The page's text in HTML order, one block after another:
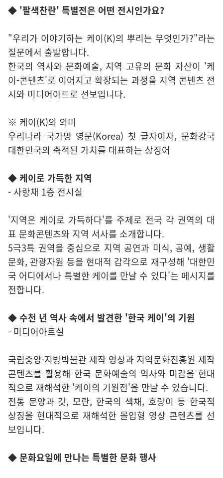
◆ '팔색찬란' 특별전은 어떤 전시인가요?
"우리가 이야기하는 케이(K)의 뿌리는 무엇인가?"라는
질문에서 출발합니다.
한국의 역사와 문화예술, 지역 고유의 문화 자산이 '케
이-콘텐츠'로 이어지고 확장되는 과정을 지역 콘텐츠 전
시와 미디어아트로 선보입니다.
※ 케이(K)의 의미
우리나라 국가명 영문(Korea) 첫 글자이자, 문화강국
대한민국의 축적된 가치를 대표하는 상징어
◆ 케이로 가득한 지역
- 사랑채 1층 전시실
'지역은 케이로 가득하다'를 주제로 전국 각 권역의 대
표 문화콘텐츠와 지역 서사를 소개합니다.
5극3특 권역을 중심으로 지역 공연과 미식, 공예, 생활
문화, 관광자원 등을 현대적 감각으로 재구성해 '대한민
국 어디에서나 특별한 케이를 만날 수 있다'는 메시지를
전합니다.
◆ 수천 년 역사 속에서 발견한 '한국 케이'의 기원
- 미디어아트실
국립중앙·지방박물관 제작 영상과 지역문화진흥원 제작
콘텐츠를 활용해 한국 문화예술의 역사와 미감을 현대
적으로 재해석한 '케이의 기원전'을 만날 수 있습니다.
전통 문양과 갓, 모란, 한국의 색채, 호랑이 등 한국적
상징을 현대적으로 재해석한 몰입형 영상 콘텐츠를 선
보입니다.
◆ 문화요일에 만나는 특별한 문화 행사